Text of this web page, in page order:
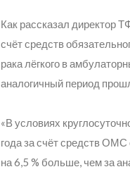
Как рассказал директор
счёт средств
рака лёгкого в
аналогичный период
«В условиях
года за счёт средств ОМС
на 6,5 % больше, чем за